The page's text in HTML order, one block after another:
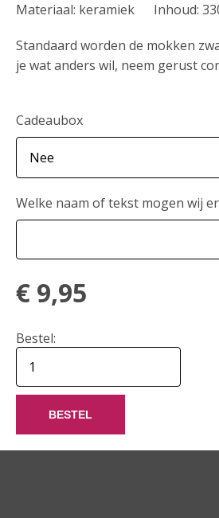
Materiaal: keramiek
Standaard worden de mokken
je wat anders wil, neem gerust
Cadeaubox
Welke naam of tekst mogen wij
€ 9,95
Bestel:
BESTEL